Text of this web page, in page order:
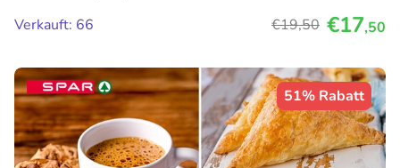
Verkauft: 66
€19,50 €17,50
51% Rabatt